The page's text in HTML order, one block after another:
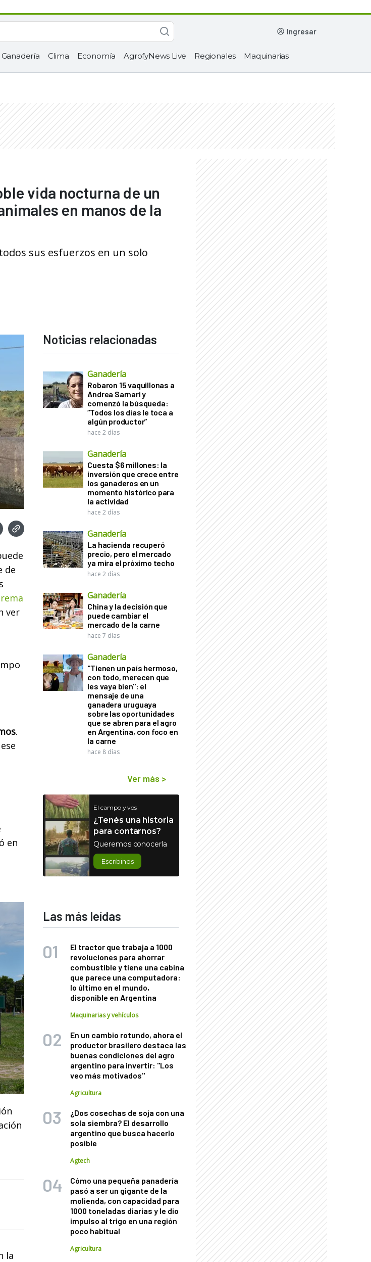
ingresar
Ganadería Clima Economía AgrofyNews Live Regionales Maquinarias
vida nocturna de un
en manos de la
sus esfuerzos en un solo
de
ver
.
en
la
Noticias relacionadas
Ganadería
Robaron 15 vaquillonas a
Andrea Sarnari y
comenzó la búsqueda:
“Todos los días le toca a
algún productor”
hace 2 días
Ganadería
Cuesta $6 millones: la
inversión que crece entre
los ganaderos en un
momento histórico para
la actividad
hace 2 días
Ganadería
La hacienda recuperó
precio, pero el mercado
ya mira el próximo techo
hace 2 días
Ganadería
China y la decisión que
puede cambiar el
mercado de la carne
hace 7 días
Ganadería
"Tienen un país hermoso,
con todo, merecen que
les vaya bien": el
mensaje de una
ganadera uruguaya
sobre las oportunidades
que se abren para el agro
en Argentina, con foco en
la carne
hace 8 días
Ver más >
El campo y vos
¿Tenés una historia
para contarnos?
Queremos conocerla
Escribinos
Las más leídas
El tractor que trabaja a 1000
revoluciones para ahorrar
combustible y tiene una cabina
que parece una computadora:
lo último en el mundo,
disponible en Argentina
Maquinarias y vehículos
En un cambio rotundo, ahora el
productor brasilero destaca las
buenas condiciones del agro
argentino para invertir: "Los
veo más motivados"
Agricultura
¿Dos cosechas de soja con una
sola siembra? El desarrollo
argentino que busca hacerlo
posible
Agtech
Cómo una pequeña panadería
pasó a ser un gigante de la
molienda, con capacidad para
1000 toneladas diarias y le dio
impulso al trigo en una región
poco habitual
Agricultura